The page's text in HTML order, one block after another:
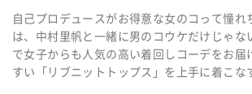
自己プロデュースがお得意な女のコって憧
は、中村里帆と一緒に男のコウケだけじゃな
で女子からも人気の高い着回しコーデをお届
すい「リブニットトップス」を上手に着こな